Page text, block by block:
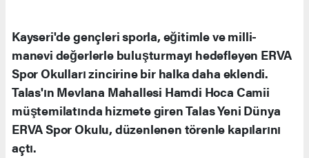
Kayseri'de gençleri sporla, eğitimle ve milli-
manevi değerlerle buluşturmayı hedefleyen ERVA
Spor Okulları zincirine bir halka daha eklendi.
Talas'ın Mevlana Mahallesi Hamdi Hoca Camii
müştemilatında hizmete giren Talas Yeni Dünya
ERVA Spor Okulu, düzenlenen törenle kapılarını
açtı.